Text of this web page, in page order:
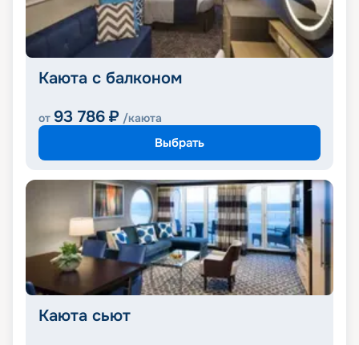
Каюта с балконом
от 93 786 ₽ /каюта
Выбрать
Каюта сьют